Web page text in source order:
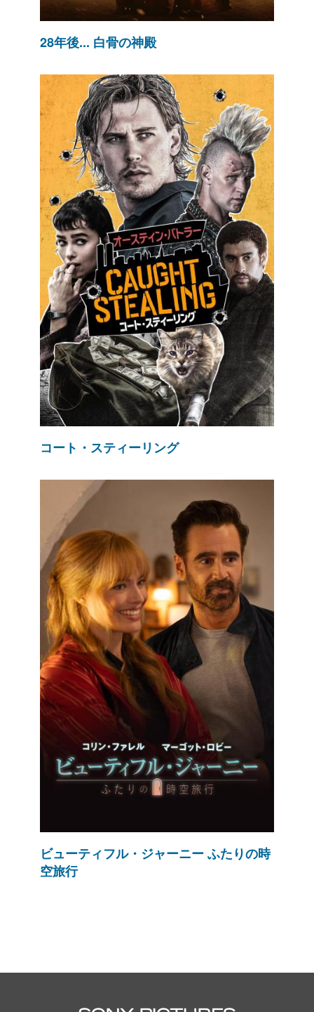
28年後... 白骨の神殿
コート・スティーリング
ビューティフル・ジャーニー ふたりの時
空旅行